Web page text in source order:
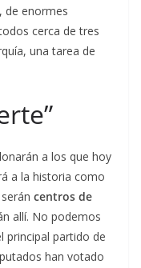
de enormes
cerca de tres
una tarea de
a los que hoy
a la historia como
centros de
allí. No podemos
principal partido de
han votado